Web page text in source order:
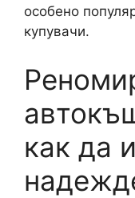
особено
купувачи.
как да